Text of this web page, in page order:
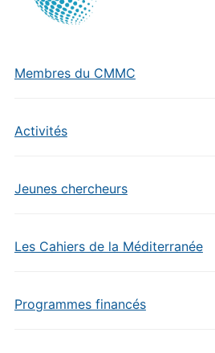
Membres du CMMC
Activités
Jeunes chercheurs
Les Cahiers de la Méditerranée
Programmes financés